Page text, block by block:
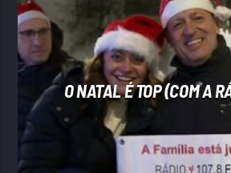
O NATAL É TOP (COM A